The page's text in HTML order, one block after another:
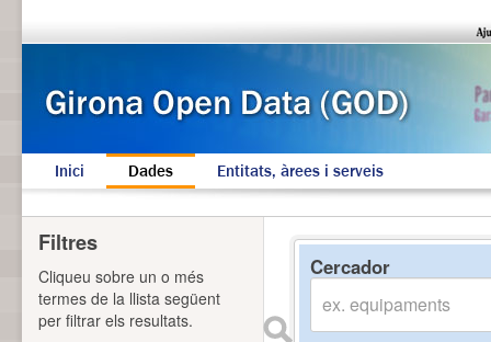
Inici Dades Entitats, àrees i serveis
Cercador
Filtres
Cliqueu sobre un o més
termes de la llista següent
per filtrar els resultats.